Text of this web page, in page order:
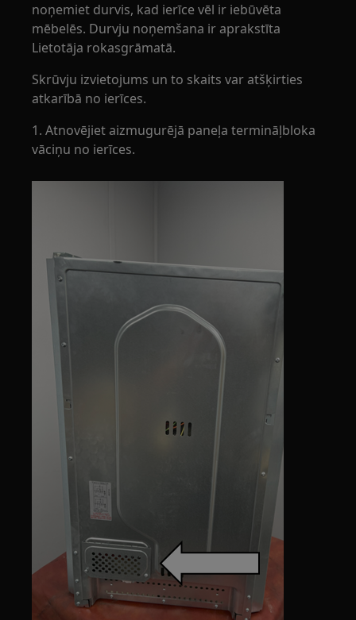
noņemiet durvis, kad ierīce vēl ir iebūvēta
mēbelēs. Durvju noņemšana ir aprakstīta
Lietotāja rokasgrāmatā.
Skrūvju izvietojums un to skaits var atšķirties
atkarībā no ierīces.
1. Atnovējiet aizmugurējā paneļa termināļbloka
vāciņu no ierīces.